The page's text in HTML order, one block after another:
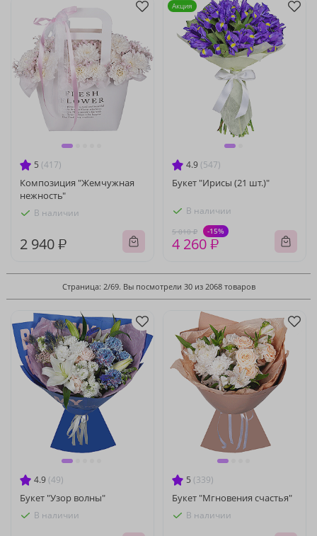
5 (417)
Композиция "Жемчужная
нежность"
В наличии
2 940 ₽
4.9 (547)
Букет "Ирисы (21 шт.)"
В наличии
5 010 ₽ -15%
4 260 ₽
Акция
Страница: 2/69. Вы посмотрели 30 из 2068 товаров
4.9 (49)
Букет "Узор волны"
В наличии
5 (339)
Букет "Мгновения счастья"
В наличии